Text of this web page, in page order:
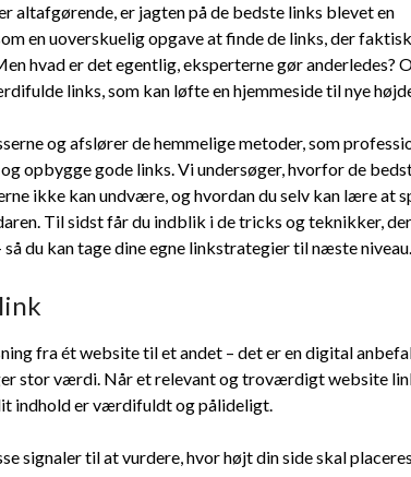
altafgørende, er jagten på de bedste links blevet en
en uoverskuelig opgave at finde de links, der
hvad er det egentlig, eksperterne gør anderledes?
links, som kan løfte en hjemmeside til nye
og afslører de hemmelige metoder, som
opbygge gode links. Vi undersøger, hvorfor de
ikke kan undvære, og hvordan du selv kan lære at
Til sidst får du indblik i de tricks og teknikker, der
du kan tage dine egne linkstrategier til næste niveau.
fra ét website til et andet – det er en digital
stor værdi. Når et relevant og troværdigt website
indhold er værdifuldt og pålideligt.
signaler til at vurdere, hvor højt din side skal